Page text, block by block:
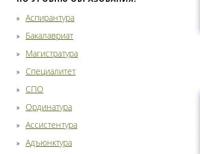
Аспирантура
Бакалавриат
Магистратура
Специалитет
СПО
Ординатура
Ассистентура
Адъюнктура